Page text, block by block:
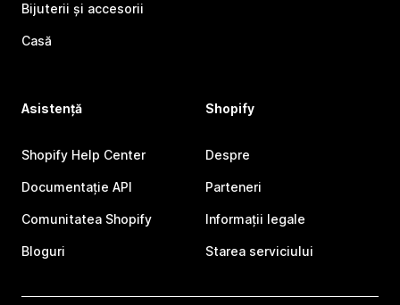
Bijuterii și accesorii
Casă
Asistență
Shopify Help Center
Documentație API
Comunitatea Shopify
Bloguri
Shopify
Despre
Parteneri
Informații legale
Starea serviciului